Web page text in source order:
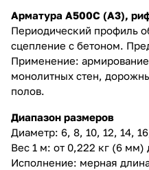
Арматура А500С (А3),
Периодический профиль
сцепление с бетоном.
Применение:
монолитных стен,
полов.
Диапазон размеров
Диаметр: 6, 8, 10, 12, 14,
Вес 1 м: от 0,222 кг (6 мм)
Исполнение: мерная